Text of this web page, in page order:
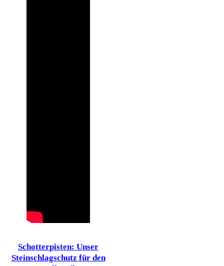
Schotterpisten: Unser
Steinschlagschutz für den